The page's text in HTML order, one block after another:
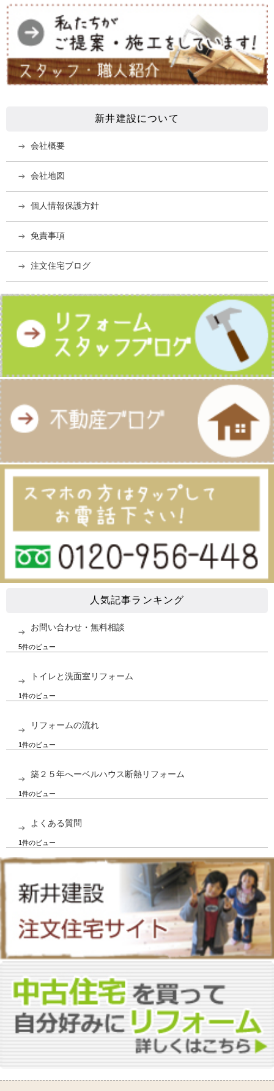
新井建設について
会社概要
会社地図
個人情報保護方針
免責事項
注文住宅ブログ
人気記事ランキング
お問い合わせ・無料相談
5件のビュー
トイレと洗面室リフォーム
1件のビュー
リフォームの流れ
1件のビュー
築２５年へーベルハウス断熱リフォーム
1件のビュー
よくある質問
1件のビュー